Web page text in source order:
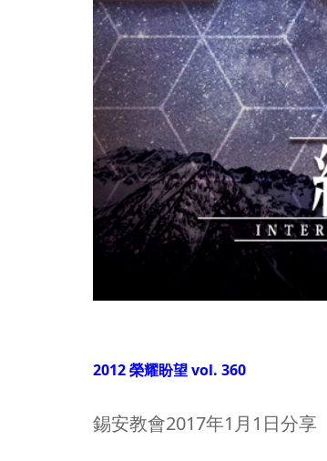
2012 榮耀盼望 vol. 360
錫安教會2017年1月1日分享